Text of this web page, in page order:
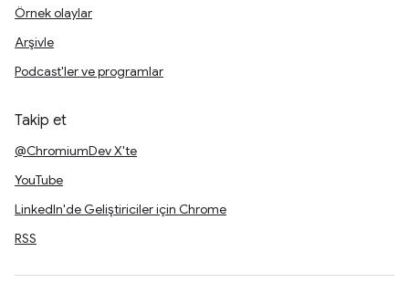
Örnek olaylar
Arşivle
Podcast'ler ve programlar
Takip et
@ChromiumDev X'te
YouTube
LinkedIn'de Geliştiriciler için Chrome
RSS